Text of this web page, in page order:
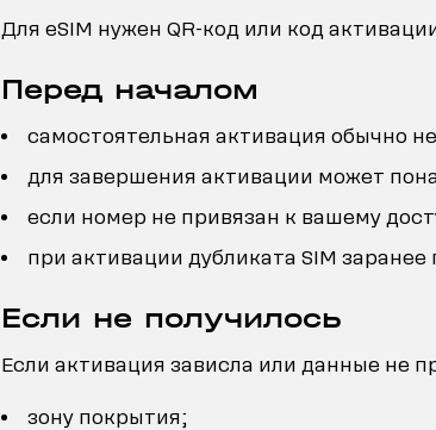
Для eSIM нужен QR-код или код
Перед началом
самостоятельная активация обычно
для завершения активации может
если номер не привязан к вашему
при активации дубликата SIM заранее
Если не получилось
Если активация зависла или данные не
зону покрытия;